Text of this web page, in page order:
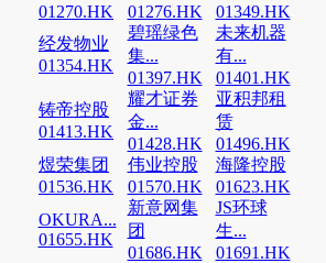
01270.HK
01276.HK
01349.HK
经发物业
01354.HK
碧瑶绿色
集...
01397.HK
未来机器
有...
01401.HK
铸帝控股
01413.HK
耀才证券
金...
01428.HK
亚积邦租
赁
01496.HK
煜荣集团
01536.HK
伟业控股
01570.HK
海隆控股
01623.HK
OKURA...
01655.HK
新意网集
团
01686.HK
JS环球
生...
01691.HK